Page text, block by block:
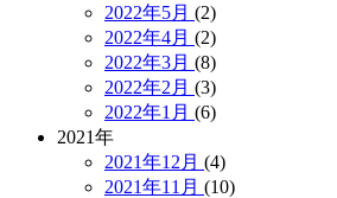
2022年5月 (2)
2022年4月 (2)
2022年3月 (8)
2022年2月 (3)
2022年1月 (6)
2021年
2021年12月 (4)
2021年11月 (10)